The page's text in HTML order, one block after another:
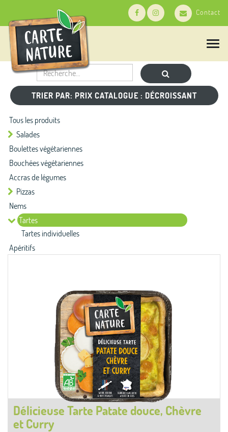
Contact
T
g
e
n
TRIER PAR: PRIX CATALOGUE : DÉCROISSANT
Tous les produits
Salades
Boulettes végétariennes
Bouchées végétariennes
Accras de légumes
Pizzas
Nems
Tartes
Tartes individuelles
Apéritifs
Délicieuse Tarte Patate douce, Chèvre
et Curry